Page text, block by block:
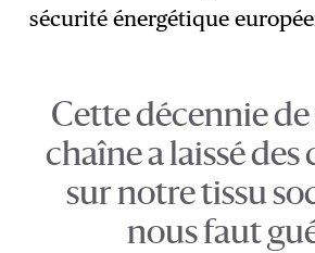
sécurité énergétique
Cette décennie de
chaîne a laissé des
sur notre tissu
nous faut